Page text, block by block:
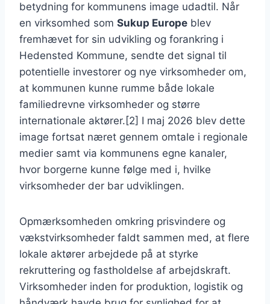
betydning for kommunens image udadtil. Når
en virksomhed som Sukup Europe blev
fremhævet for sin udvikling og forankring i
Hedensted Kommune, sendte det signal til
potentielle investorer og nye virksomheder om,
at kommunen kunne rumme både lokale
familiedrevne virksomheder og større
internationale aktører.[2] I maj 2026 blev dette
image fortsat næret gennem omtale i regionale
medier samt via kommunens egne kanaler,
hvor borgerne kunne følge med i, hvilke
virksomheder der bar udviklingen.
Opmærksomheden omkring prisvindere og
vækstvirksomheder faldt sammen med, at flere
lokale aktører arbejdede på at styrke
rekruttering og fastholdelse af arbejdskraft.
Virksomheder inden for produktion, logistik og